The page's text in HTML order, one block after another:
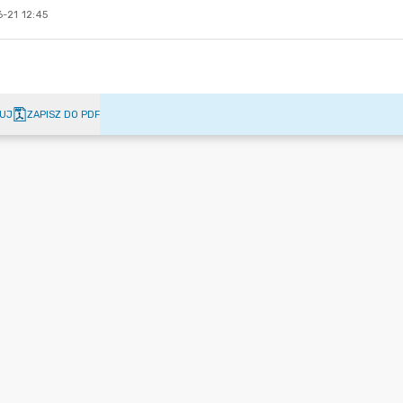
21 12:45
ZAPISZ DO PDF